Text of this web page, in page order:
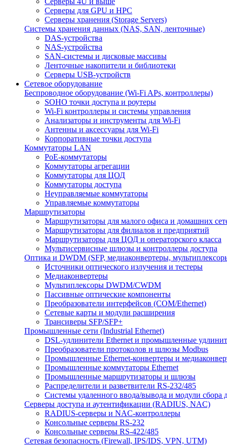
Серверы для GPU и HPC
Серверы хранения (Storage Servers)
Системы хранения данных (NAS, SAN, ленточные)
DAS-устройства
NAS-устройства
SAN-системы и дисковые массивы
Ленточные накопители и библиотеки
Серверы USB-устройств
Сетевое оборудование
Беспроводное оборудование (Wi-Fi APs, контроллеры)
SOHO точки доступа и роутеры
Wi-Fi контроллеры и системы управления
Анализаторы и инструменты для Wi-Fi
Антенны и аксессуары для Wi-Fi
Корпоративные точки доступа
Коммутаторы LAN
PoE-коммутаторы
Коммутаторы агрегации
Коммутаторы для ЦОД
Коммутаторы доступа
Неуправляемые коммутаторы
Управляемые коммутаторы
Маршрутизаторы
Маршрутизаторы для малого офиса и домашних
Маршрутизаторы для филиалов и предприятий
Маршрутизаторы для ЦОД и операторского класса
Мультисервисные шлюзы и контроллеры доступа
Оптика и DWDM (SFP, медиаконвертеры,
Источники оптического излучения и тестеры
Медиаконвертеры
Мультиплексоры DWDM/CWDM
Пассивные оптические компоненты
Преобразователи интерфейсов (COM/Ethernet)
Сетевые карты и модули расширения
Трансиверы SFP/SFP+
Промышленные сети (Industrial Ethernet)
DSL-удлинители Ethernet и промышленные
Преобразователи протоколов и шлюзы Modbus
Промышленные Ethernet-конвертеры и
Промышленные коммутаторы Ethernet
Промышленные маршрутизаторы и шлюзы
Распределители и разветвители RS-232/485
Системы удаленного ввода/вывода и модули сбора
Серверы доступа и аутентификации (RADIUS, NAC)
RADIUS-серверы и NAC-контроллеры
Консольные серверы RS-232
Консольные серверы RS-422/485
Сетевая безопасность (Firewall, IPS/IDS, VPN, UTM)